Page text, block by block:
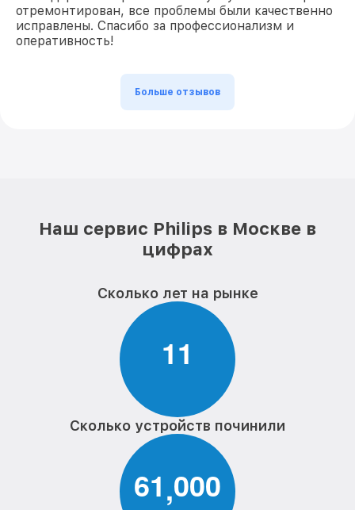
отремонтирован, все проблемы были качественно
исправлены. Спасибо за профессионализм и
оперативность!
Больше отзывов
Наш сервис Philips в Москве в
цифрах
Сколько лет на рынке
11
Сколько устройств починили
61,000